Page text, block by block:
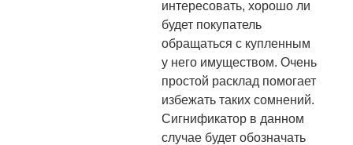
интересовать, хорошо ли
будет покупатель
обращаться с купленным
у него имуществом. Очень
простой расклад помогает
избежать таких сомнений.
Сигнификатор в данном
случае будет обозначать